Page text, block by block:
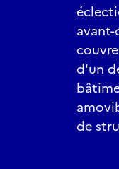
d'un
de